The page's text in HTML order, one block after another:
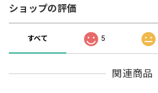
ショップの評価
すべて 5
関連商品